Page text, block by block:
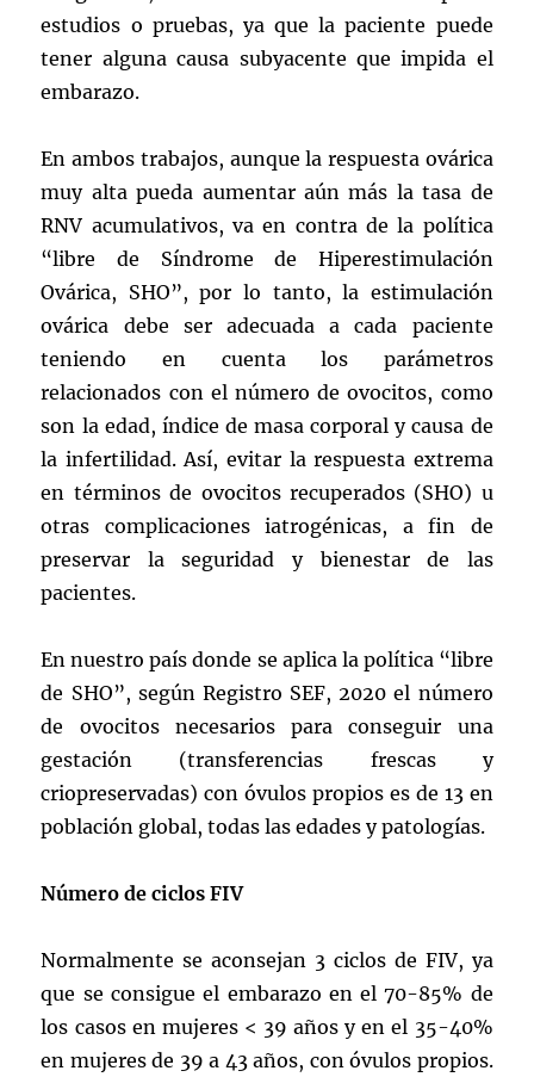
estudios o pruebas, ya que la paciente puede
tener alguna causa subyacente que impida el
embarazo.
En ambos trabajos, aunque la respuesta ovárica
muy alta pueda aumentar aún más la tasa de
RNV acumulativos, va en contra de la política
“libre de Síndrome de Hiperestimulación
Ovárica, SHO”, por lo tanto, la estimulación
ovárica debe ser adecuada a cada paciente
teniendo en cuenta los parámetros
relacionados con el número de ovocitos, como
son la edad, índice de masa corporal y causa de
la infertilidad. Así, evitar la respuesta extrema
en términos de ovocitos recuperados (SHO) u
otras complicaciones iatrogénicas, a fin de
preservar la seguridad y bienestar de las
pacientes.
En nuestro país donde se aplica la política “libre
de SHO”, según Registro SEF, 2020 el número
de ovocitos necesarios para conseguir una
gestación (transferencias frescas y
criopreservadas) con óvulos propios es de 13 en
población global, todas las edades y patologías.
Número de ciclos FIV
Normalmente se aconsejan 3 ciclos de FIV, ya
que se consigue el embarazo en el 70-85% de
los casos en mujeres < 39 años y en el 35-40%
en mujeres de 39 a 43 años, con óvulos propios.